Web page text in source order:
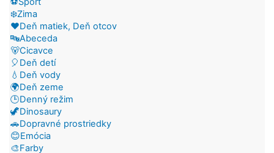
❄️Zima
❤️Deň matiek, Deň otcov
🔤Abeceda
🐻Cicavce
🎈Deň detí
💧Deň vody
🌍Deň zeme
🕒Denný režim
🦖Dinosaury
🚗Dopravné prostriedky
😊Emócia
🎨Farby